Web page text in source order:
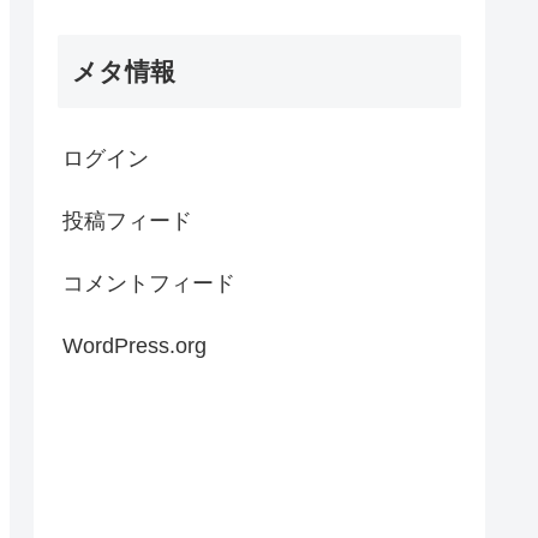
メタ情報
ログイン
投稿フィード
コメントフィード
WordPress.org